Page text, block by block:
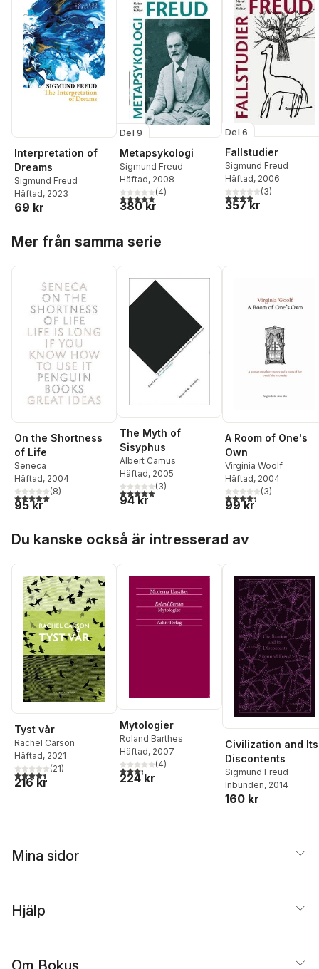
Interpretation of
Dreams
Sigmund Freud
Häftad, 2023
69 kr
Del 9
Metapsykologi
Sigmund Freud
Häftad, 2008
5,0utav 5 stjärnor. Totalt antal röster:
(4)
380 kr
Del 6
Fallstudier
Sigmund Freud
Häftad, 2006
4,0utav 5 stjärnor.
(3)
357 kr
Mer från samma serie
On the Shortness
of Life
Seneca
Häftad, 2004
5,0utav 5 stjärnor. Totalt antal röster:
(8)
95 kr
The Myth of
Sisyphus
Albert Camus
Häftad, 2005
5,0utav 5 stjärnor. Totalt antal röster:
(3)
94 kr
A Room of One's
Own
Virginia Woolf
Häftad, 2004
4,3utav 5 stjärnor.
(3)
99 kr
Du kanske också är intresserad av
Tyst vår
Rachel Carson
Häftad, 2021
4,5utav 5 stjärnor. Totalt antal röster:
(21)
216 kr
Mytologier
Roland Barthes
Häftad, 2007
3,3utav 5 stjärnor. Totalt antal röster:
(4)
224 kr
Civilization and Its
Discontents
Sigmund Freud
Inbunden, 2014
160 kr
Mina sidor
Hjälp
Om Bokus